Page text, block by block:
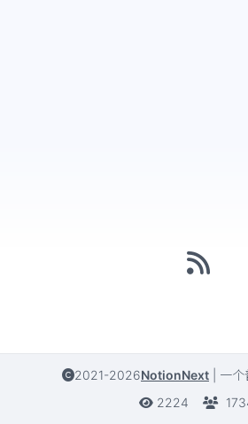
2021-2026NotionNext
一个
2224